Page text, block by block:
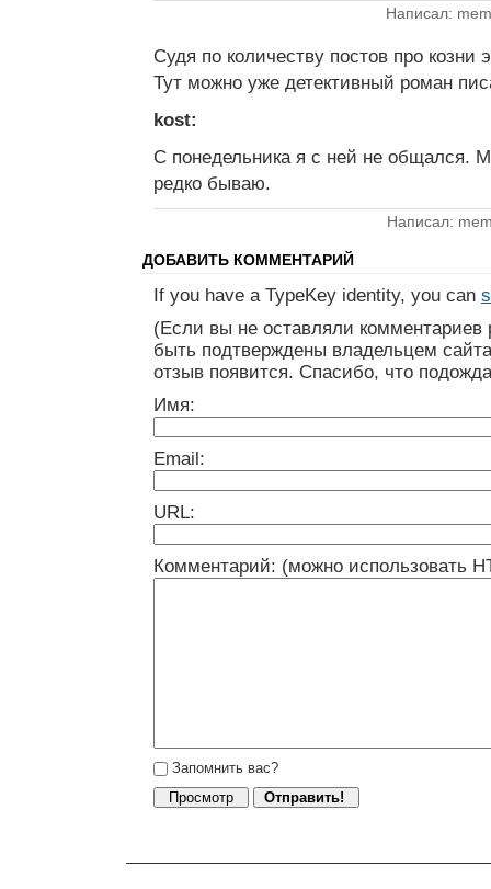
Написал:
Судя по количеству постов про
Тут можно уже детективный роман
kost:
С понедельника я с ней не общался.
редко бываю.
Написал:
ДОБАВИТЬ КОММЕНТАРИЙ
If you have a TypeKey identity, you can
(Если вы не оставляли
быть подтверждены владельцем
отзыв появится. Спасибо, что
Имя:
Email:
URL:
Комментарий: (можно использовать
Запомнить вас?